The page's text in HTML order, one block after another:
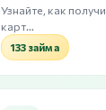
Узнайте, как
карт…
133 займа